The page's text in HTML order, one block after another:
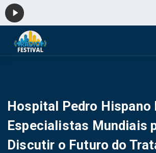
Hospital Pedro Hispano
Especialistas Mundiais
Discutir o Futuro do